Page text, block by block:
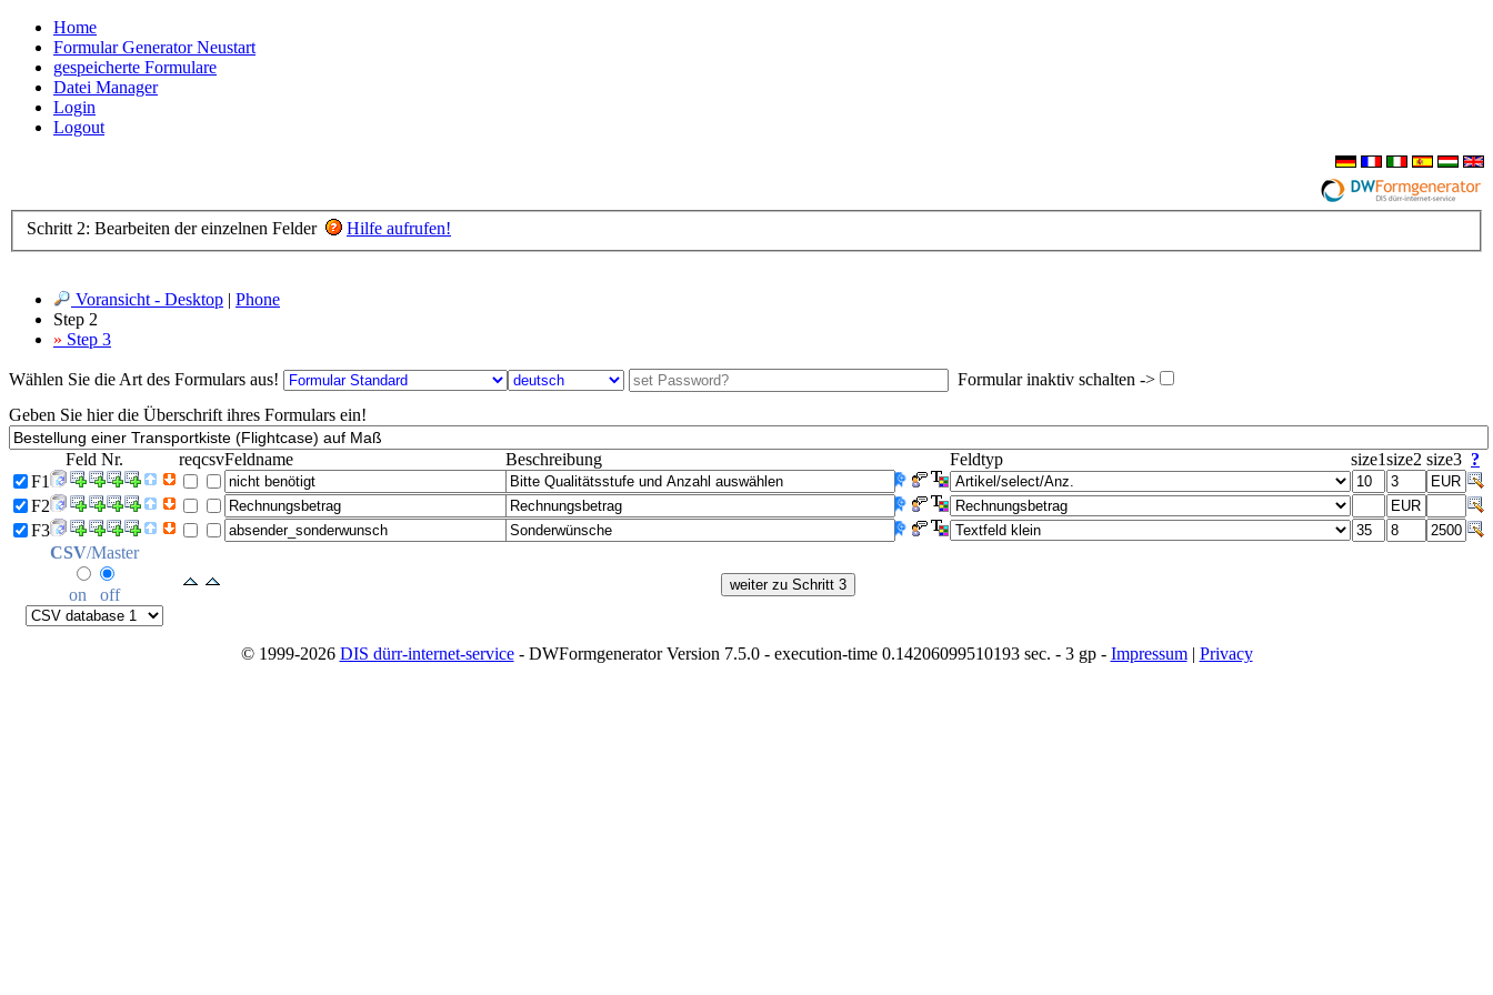
Home
Formular Generator Neustart
gespeicherte Formulare
Datei Manager
Login
Logout
Schritt 2: Bearbeiten der einzelnen Felder Hilfe aufrufen!
Voransicht - Desktop | Phone
Step 2
» Step 3
Wählen Sie die Art des Formulars aus!
Formular inaktiv schalten ->
Geben Sie hier die Überschrift ihres Formulars ein!
Feld Nr. reqcsvFeldname Beschreibung Feldtyp size1size2 size3 ?
F1
F2
F3
CSV/Master
on off
© 1999-2026 DIS dürr-internet-service- DWFormgenerator Version 7.5.0 - execution-time 0.14206099510193 sec. - 3 gp - Impressum| Privacy